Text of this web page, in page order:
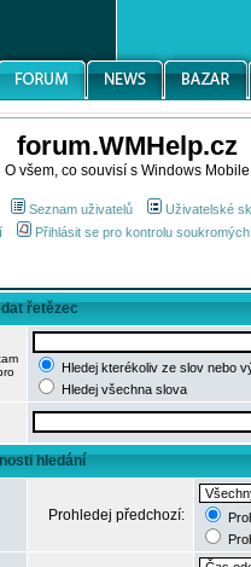
forum.WMHelp.cz
O všem, co souvisí s Windows Mobile
Seznam uživatelů Uživatelské
Přihlásit se pro kontrolu
řetězec
Hledej kterékoliv ze slov nebo
Hledej všechna slova
hledání
Prohledej předchozí: